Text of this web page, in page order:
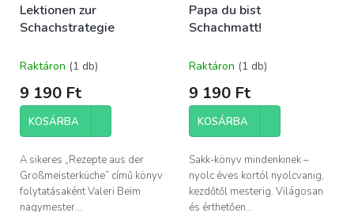
Lektionen zur
Schachstrategie
Raktáron (1 db)
9 190 Ft
KOSÁRBA
A sikeres „Rezepte aus der
Großmeisterküche” című könyv
folytatásaként Valeri Beim
nagymester...
Papa du bist
Schachmatt!
Raktáron (1 db)
9 190 Ft
KOSÁRBA
Sakk-könyv mindenkinek –
nyolc éves kortól nyolcvanig,
kezdőtől mesterig. Világosan
és érthetően...